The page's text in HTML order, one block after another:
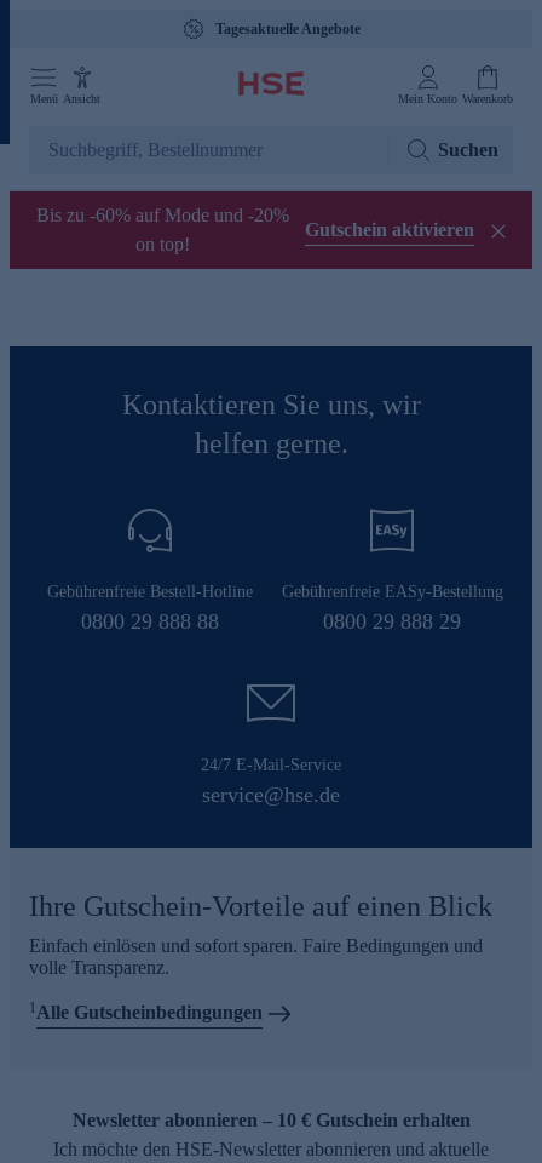
Tagesaktuelle Angebote
Menü Ansicht Mein Konto Warenkorb
Suchen
Bis zu -60% auf Mode und -20%
on top!
Gutschein aktivieren
Kontaktieren Sie uns, wir
helfen gerne.
Gebührenfreie Bestell-Hotline
0800 29 888 88
Gebührenfreie EASy-Bestellung
0800 29 888 29
24/7 E-Mail-Service
service@hse.de
Ihre Gutschein-Vorteile auf einen Blick
Einfach einlösen und sofort sparen. Faire Bedingungen und
volle Transparenz.
1Alle Gutscheinbedingungen
Newsletter abonnieren – 10 € Gutschein erhalten
Ich möchte den HSE-Newsletter abonnieren und aktuelle